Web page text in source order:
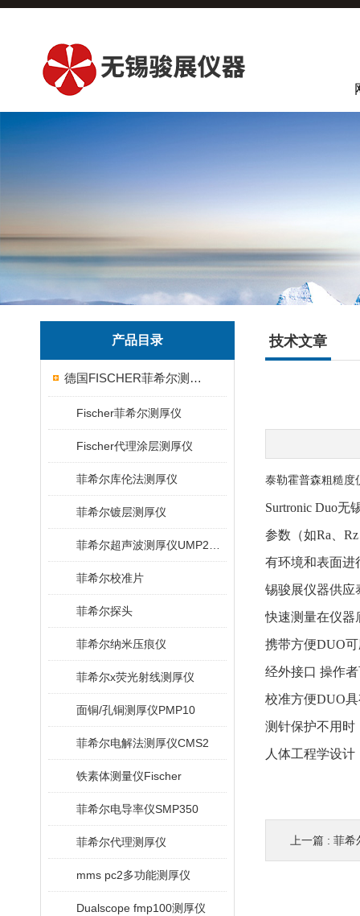
产品目录
德国FISCHER菲希尔测厚仪
Fischer菲希尔测厚仪
Fischer代理涂层测厚仪
菲希尔库伦法测厚仪
菲希尔镀层测厚仪
菲希尔校准片
菲希尔探头
菲希尔纳米压痕仪
菲希尔x荧光射线测厚仪
面铜/孔铜测厚仪PMP10
菲希尔电解法测厚仪CMS2
铁素体测量仪Fischer
菲希尔电导率仪SMP350
菲希尔代理测厚仪
mms pc2多功能测厚仪
Dualscope fmp100测厚仪
技术文章
泰勒霍普森粗糙度
Surtronic Duo
参数（如Ra、
有环境和表面进
锡骏展仪器供应
快速测量在仪器
携带方便DUO
经外接口 操作
校准方便DUO
测针保护不用时
人体工程学设计
上一篇 : 菲希